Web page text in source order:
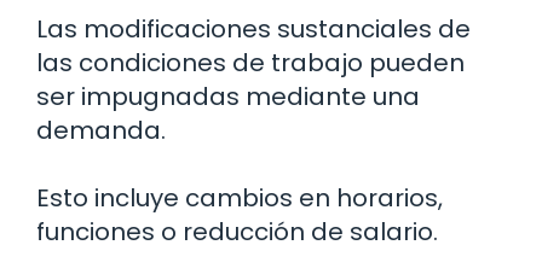
Las modificaciones sustanciales de
las condiciones de trabajo pueden
ser impugnadas mediante una
demanda.
Esto incluye cambios en horarios,
funciones o reducción de salario.